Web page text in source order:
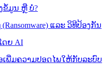
ຂໍ້ມູນ ຫຼື ບໍ່?
ແລະ ວິທີປ້ອງກັນ
ດຍ AI
ເພີ່ມຄວາມປອດໄພໃຫ້ກັບລະບົບ